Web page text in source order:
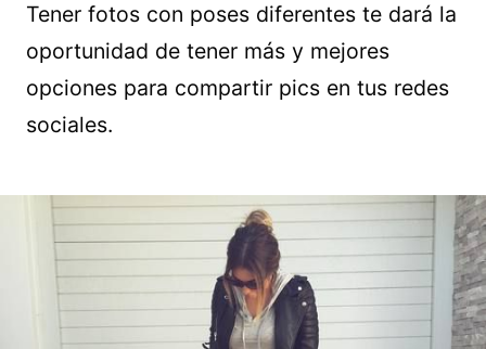
Tener fotos con poses diferentes te dará la
oportunidad de tener más y mejores
opciones para compartir pics en tus redes
sociales.